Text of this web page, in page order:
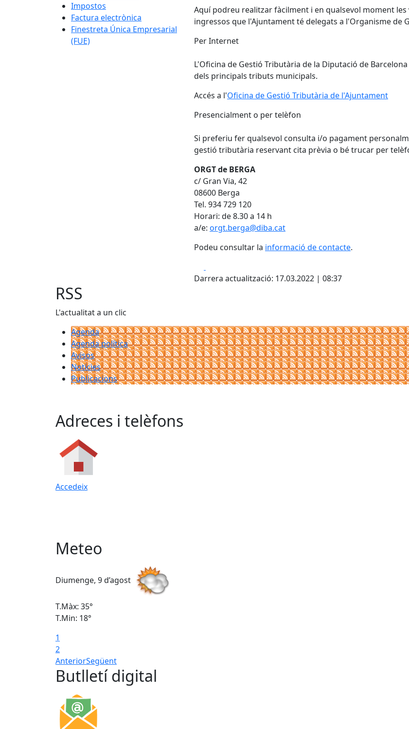
Impostos
Factura electrònica
Finestreta Única Empresarial
(FUE)
Aquí podreu realitzar fàcilment i en qualsevol moment
ingressos que l'Ajuntament té delegats a l'Organisme de
Per Internet
L'Oficina de Gestió Tributària de la Diputació de
dels principals tributs municipals.
Accés a l'Oficina de Gestió Tributària de l'Ajuntament
Presencialment o per telèfon
Si preferiu fer qualsevol consulta i/o pagament
gestió tributària reservant cita prèvia o bé trucar per
ORGT de BERGA
c/ Gran Via, 42
08600 Berga
Tel. 934 729 120
Horari: de 8.30 a 14 h
a/e: orgt.berga@diba.cat
Podeu consultar la informació de contacte.
Darrera actualització: 17.03.2022 | 08:37
RSS
L'actualitat a un clic
Agenda
Agenda política
Avisos
Notícies
Publicacions
Adreces i telèfons
Accedeix
Meteo
Diumenge, 9 d’agost
T.Màx: 35°
T.Min: 18°
1
2
AnteriorSegüent
Butlletí digital